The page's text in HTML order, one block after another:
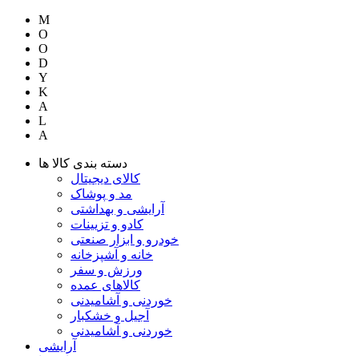
M
O
O
D
Y
K
A
L
A
دسته بندی کالا ها
کالای دیجیتال
مد و پوشاک
آرایشی و بهداشتی
کادو و تزیینات
خودرو و ابزار صنعتی
خانه و آشپزخانه
ورزش و سفر
کالاهای عمده
خوردنی و آشامیدنی
آجیل و خشکبار
خوردنی و آشامیدنی
آرایشی